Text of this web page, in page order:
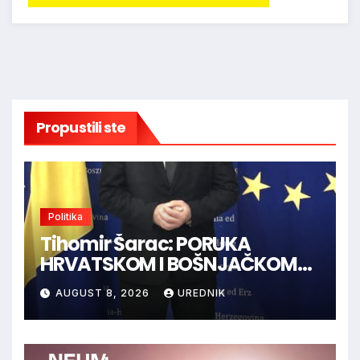
Propustili ste
Politika
Tihomir Šarac: PORUKA
HRVATSKOM I BOŠNJAČKOM
NARODU U BiH
AUGUST 8, 2026 UREDNIK